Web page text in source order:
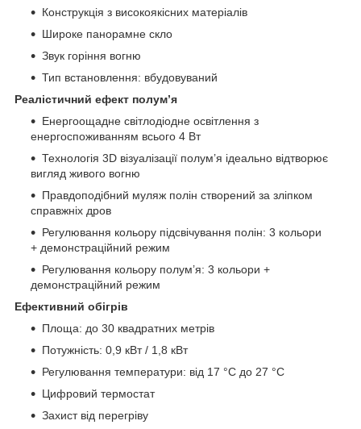
Конструкція з високоякісних матеріалів
Широке панорамне скло
Звук горіння вогню
Тип встановлення: вбудовуваний
Реалістичний ефект полум’я
Енергоощадне світлодіодне освітлення з
енергоспоживанням всього 4 Вт
Технологія 3D візуалізації полум’я ідеально відтворює
вигляд живого вогню
Правдоподібний муляж полін створений за зліпком
справжніх дров
Регулювання кольору підсвічування полін: 3 кольори
+ демонстраційний режим
Регулювання кольору полум’я: 3 кольори +
демонстраційний режим
Ефективний обігрів
Площа: до 30 квадратних метрів
Потужність: 0,9 кВт / 1,8 кВт
Регулювання температури: від 17 °C до 27 °C
Цифровий термостат
Захист від перегріву